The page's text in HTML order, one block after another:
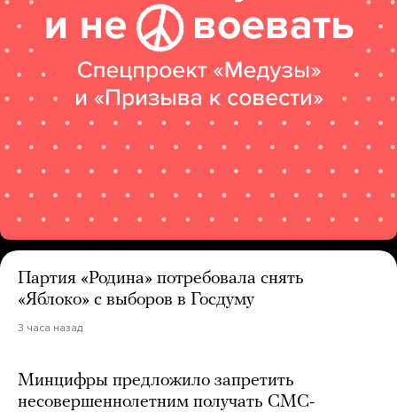
Партия «Родина» потребовала снять
«Яблоко» с выборов в Госдуму
3 часа назад
Минцифры предложило запретить
несовершеннолетним получать СМС-